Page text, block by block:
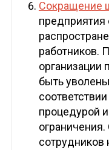
Сокращение
предприятия
работников.
организации
быть
процедурой
сотрудников